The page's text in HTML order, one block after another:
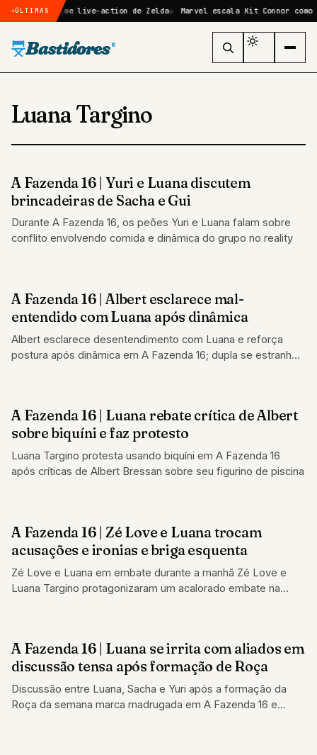
ÚLTIMASno filme live-action de Zelda Marvel escala Kit Connor como
Bastidores ®
Luana Targino
REALITY SHOW
A Fazenda 16 | Yuri e Luana discutem
brincadeiras de Sacha e Gui
Durante A Fazenda 16, os peões Yuri e Luana falam sobre
conflito envolvendo comida e dinâmica do grupo no reality
REALITY SHOW
A Fazenda 16 | Albert esclarece mal-
entendido com Luana após dinâmica
Albert esclarece desentendimento com Luana e reforça
postura após dinâmica em A Fazenda 16; dupla se estranhou
REALITY SHOW
A Fazenda 16 | Luana rebate crítica de Albert
sobre biquíni e faz protesto
Luana Targino protesta usando biquíni em A Fazenda 16
após críticas de Albert Bressan sobre seu figurino de piscina
REALITY SHOW
A Fazenda 16 | Zé Love e Luana trocam
acusações e ironias e briga esquenta
Zé Love e Luana em embate durante a manhã Zé Love e
Luana Targino protagonizaram um acalorado embate na
REALITY SHOW
A Fazenda 16 | Luana se irrita com aliados em
discussão tensa após formação de Roça
Discussão entre Luana, Sacha e Yuri após a formação da
Roça da semana marca madrugada em A Fazenda 16 e